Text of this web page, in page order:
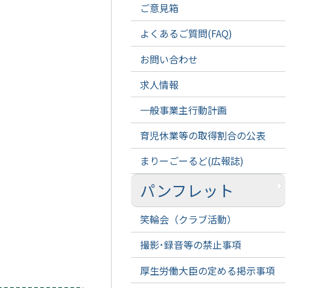
ご意見箱
よくあるご質問(FAQ)
お問い合わせ
求人情報
一般事業主行動計画
育児休業等の取得割合の公表
まりーごーるど(広報誌)
パンフレット
笑輪会（クラブ活動）
撮影･録音等の禁止事項
厚生労働大臣の定める掲示事項